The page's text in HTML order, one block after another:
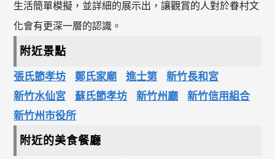
生活簡單模擬，並詳細的展示出，讓觀賞的人對於眷村文
化會有更深一層的認識。
附近景點
張氏節孝坊 鄭氏家廟 進士第
新竹長和宮
新竹水仙宮
蘇氏節孝坊 新竹州廳
新竹信用組合
新竹州市役所
附近的美食餐廳